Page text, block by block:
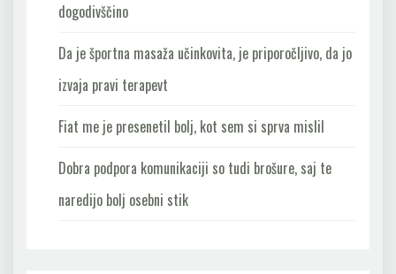
dogodivščino
Da je športna masaža učinkovita, je priporočljivo, da jo
izvaja pravi terapevt
Fiat me je presenetil bolj, kot sem si sprva mislil
Dobra podpora komunikaciji so tudi brošure, saj te
naredijo bolj osebni stik